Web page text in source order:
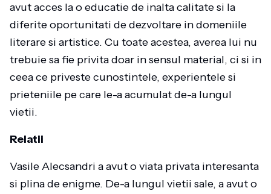
avut acces la o educatie de inalta calitate si la
diferite oportunitati de dezvoltare in domeniile
literare si artistice. Cu toate acestea, averea lui nu
trebuie sa fie privita doar in sensul material, ci si in
ceea ce priveste cunostintele, experientele si
prieteniile pe care le-a acumulat de-a lungul
vietii.
Relatii
Vasile Alecsandri a avut o viata privata interesanta
si plina de enigme. De-a lungul vietii sale, a avut o